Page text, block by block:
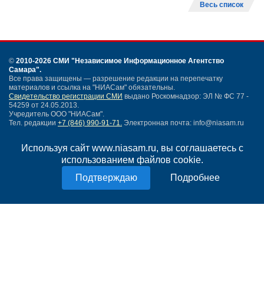
Используя сайт www.niasam.ru, вы соглашаетесь с
использованием файлов cookie.
Подробнее
Весь список
© 2010-2026 СМИ "Независимое Информационное Агентство
Самара".
Все права защищены — разрешение редакции на перепечатку
материалов и ссылка на "НИАСам" обязательны.
Свидетельство регистрации СМИ выдано Роскомнадзор: ЭЛ № ФС 77 -
54259 от 24.05.2013.
Учредитель ООО "НИАСам".
Тел. редакции +7 (846) 990-91-71. Электронная почта: info@niasam.ru
Карта сайта
Нашли ошибку?
Политика конфиденциальности
Согласие на обработку персональных данных